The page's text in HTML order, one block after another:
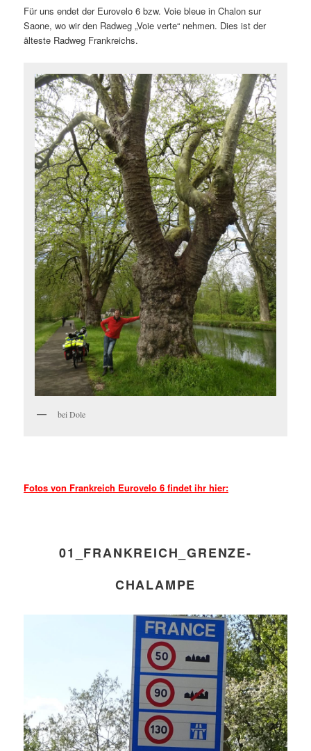
Für uns endet der Eurovelo 6 bzw. Voie bleue in Chalon sur
Saone, wo wir den Radweg „Voie verte“ nehmen. Dies ist der
älteste Radweg Frankreichs.
bei Dole
Fotos von Frankreich Eurovelo 6 findet ihr hier:
01_FRANKREICH_GRENZE-
CHALAMPE